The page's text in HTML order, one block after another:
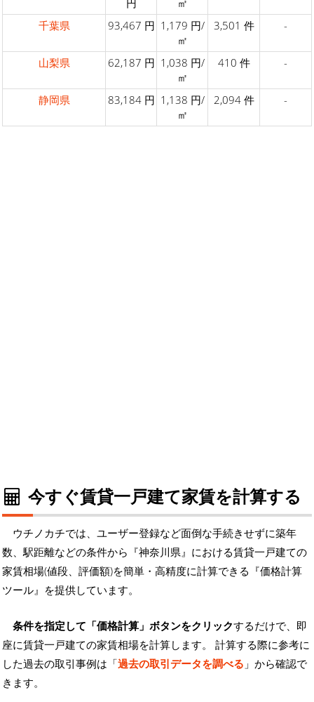
円
㎡
千葉県 93,467 円 1,179 円/
㎡
3,501 件 -
山梨県 62,187 円 1,038 円/
㎡
410 件 -
静岡県 83,184 円 1,138 円/
㎡
2,094 件 -
今すぐ賃貸一戸建て家賃を計算する
ウチノカチでは、ユーザー登録など面倒な手続きせずに築年
数、駅距離などの条件から『神奈川県』における賃貸一戸建ての
家賃相場(値段、評価額)を簡単・高精度に計算できる『価格計算
ツール』を提供しています。
条件を指定して「価格計算」ボタンをクリックするだけで、即
座に賃貸一戸建ての家賃相場を計算します。 計算する際に参考に
した過去の取引事例は「過去の取引データを調べる 」から確認で
きます。